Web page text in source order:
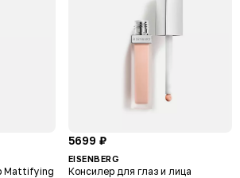
Mattifying
5699 ₽
EISENBERG
Консилер для глаз и лица